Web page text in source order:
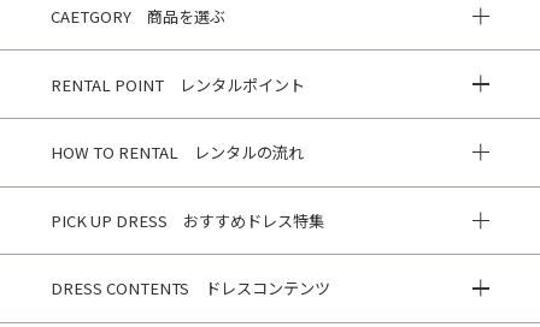
CAETGORY 商品を選ぶ
RENTAL POINT レンタルポイント
HOW TO RENTAL レンタルの流れ
PICK UP DRESS おすすめドレス特集
DRESS CONTENTS ドレスコンテンツ